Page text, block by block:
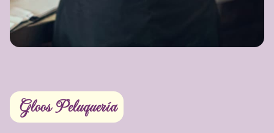
Gloos Peluquería